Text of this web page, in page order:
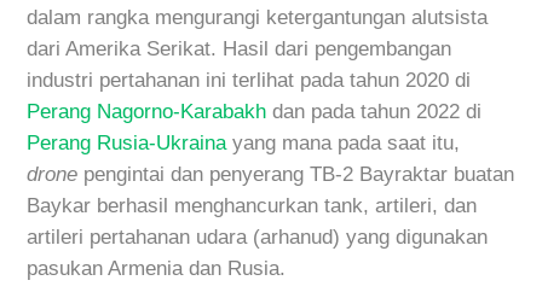
dalam rangka mengurangi ketergantungan alutsista
dari Amerika Serikat. Hasil dari pengembangan
industri pertahanan ini terlihat pada tahun 2020 di
Perang Nagorno-Karabakh dan pada tahun 2022 di
Perang Rusia-Ukrainayang mana pada saat itu,
drone pengintai dan penyerang TB-2 Bayraktar buatan
Baykar berhasil menghancurkan tank, artileri, dan
artileri pertahanan udara (arhanud) yang digunakan
pasukan Armenia dan Rusia.